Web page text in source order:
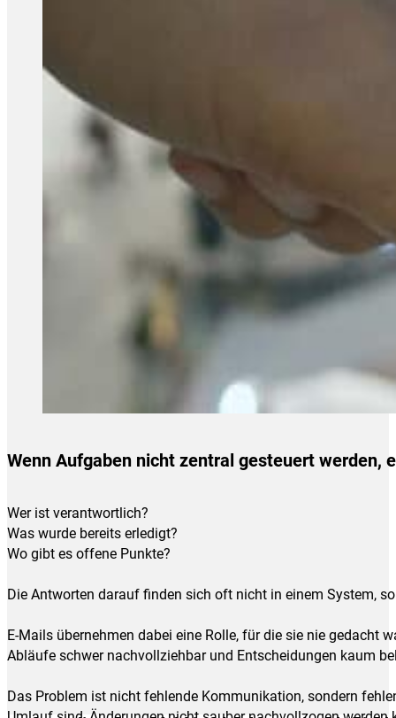
Wenn Aufgaben nicht zentral gesteuert werden,
Wer ist verantwortlich?
Was wurde bereits erledigt?
Wo gibt es offene Punkte?
Die Antworten darauf finden sich oft nicht in einem System,
E-Mails übernehmen dabei eine Rolle, für die sie nie gedacht
Abläufe schwer nachvollziehbar und Entscheidungen kaum
Das Problem ist nicht fehlende Kommunikation, sondern